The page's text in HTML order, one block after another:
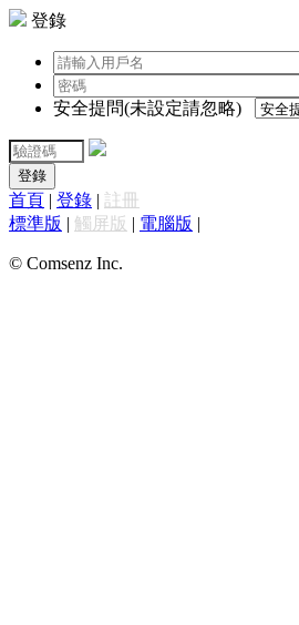
登錄
安全提問(未設定請忽略)
登錄
首頁 | 登錄 | 註冊
標準版 | 觸屏版 | 電腦版 |
© Comsenz Inc.